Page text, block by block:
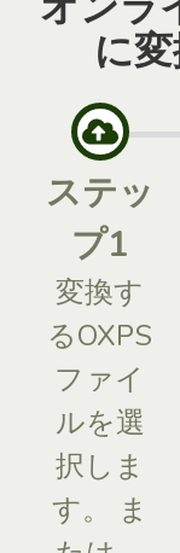
に
ステッ
プ1
変換す
るOXPS
ファイ
ルを選
択しま
す。 ま